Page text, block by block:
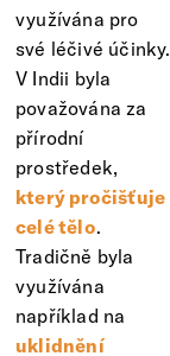
využívána pro
své léčivé účinky.
V Indii byla
považována za
přírodní
prostředek,
který pročišťuje
celé tělo.
Tradičně byla
využívána
například na
uklidnění